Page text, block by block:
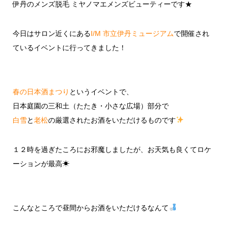
伊丹のメンズ脱毛 ミヤノマエメンズビューティーです★
今日はサロン近くにあるI/M 市立伊丹ミュージアムで開催され
ているイベントに行ってきました！
春の日本酒まつり というイベントで、
日本庭園の三和土（たたき・小さな広場）部分で
白雪と老松の厳選されたお酒をいただけるものです
１２時を過ぎたころにお邪魔しましたが、お天気も良くてロケ
ーションが最高☀
こんなところで昼間からお酒をいただけるなんて